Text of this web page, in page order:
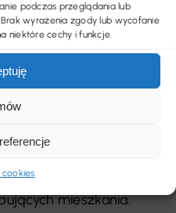
podczas przeglądania lub
wyrażenia zgody lub wycofanie
niektóre cechy i funkcje.
cookies
Tak, ale pod
podpisał ustawę
mieszkania.